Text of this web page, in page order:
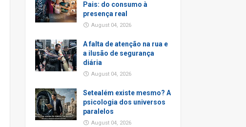
Pais: do consumo à
presença real
August 04, 2026
A falta de atenção na rua e
a ilusão de segurança
diária
August 04, 2026
Setealém existe mesmo? A
psicologia dos universos
paralelos
August 04, 2026